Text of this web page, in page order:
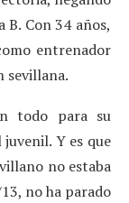
Con 34 años,
entrenador
sevillana.
todo para su
Y es que
no estaba
no ha parado